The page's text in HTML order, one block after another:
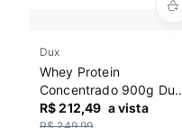
Dux
Whey Protein
Concentrado 900g Dux
Baunilha
R$ 212,49 a vista